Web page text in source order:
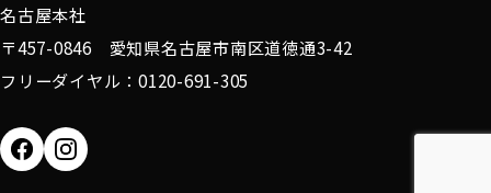
名古屋本社
〒457-0846 愛知県名古屋市南区道徳通3-42
フリーダイヤル：0120-691-305